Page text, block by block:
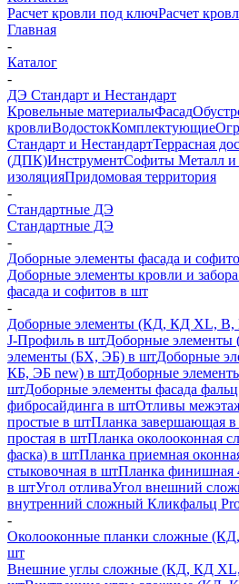
Расчет кровли под ключРасчет
Главная
-
Каталог
-
ДЭ Стандарт и Нестандарт
Кровельные материалыФасад
кровлиВодостокКомплектующие
Стандарт и НестандартТеррасная
(ДПК)ИнструментСофиты Металл
изоляцияПридомовая территория
-
Стандартные ДЭ
Стандартные ДЭ
-
Доборные элементы фасада и
Доборные элементы кровли и
фасада и софитов в шт
-
Доборные элементы (КД, КД XL, В,
J-Профиль в штДоборные
элементы (БХ, ЭБ) в штДоборные
КБ, ЭБ new) в штДоборные
штДоборные элементы фасада
фибросайдинга в штОтливы
простые в штПланка завершающая
простая в штПланка околооконная
фаска) в штПланка приемная
стыковочная в штПланка финишная
в штУгол отливаУгол внешний
внутренний сложный Кликфальц
-
Околооконные планки сложные
шт
Внешние углы сложные (КД, КД